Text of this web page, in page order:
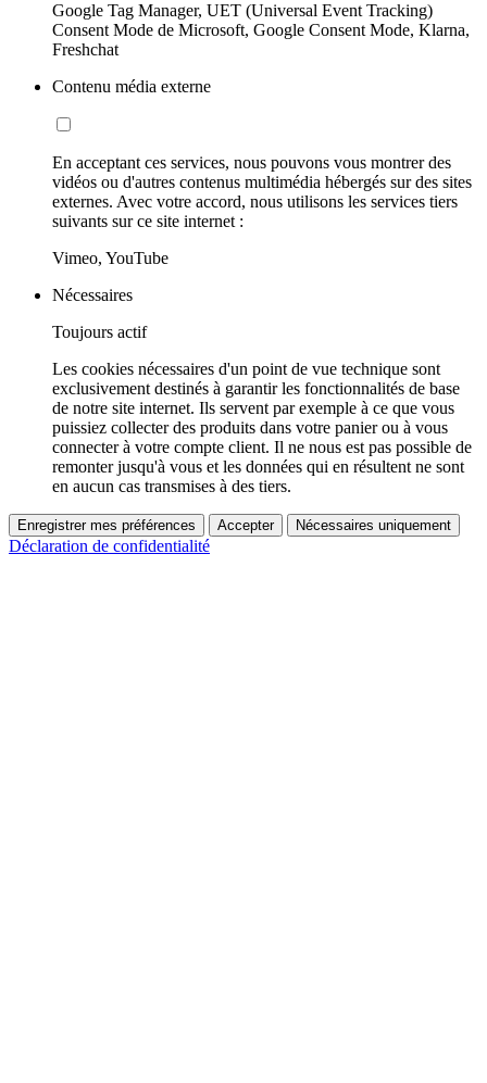
Google Tag Manager, UET (Universal Event Tracking)
Consent Mode de Microsoft, Google Consent Mode, Klarna,
Freshchat
Contenu média externe
En acceptant ces services, nous pouvons vous montrer des
vidéos ou d'autres contenus multimédia hébergés sur des sites
externes. Avec votre accord, nous utilisons les services tiers
suivants sur ce site internet :
Vimeo, YouTube
Nécessaires
Toujours actif
Les cookies nécessaires d'un point de vue technique sont
exclusivement destinés à garantir les fonctionnalités de base
de notre site internet. Ils servent par exemple à ce que vous
puissiez collecter des produits dans votre panier ou à vous
connecter à votre compte client. Il ne nous est pas possible de
remonter jusqu'à vous et les données qui en résultent ne sont
en aucun cas transmises à des tiers.
Enregistrer mes préférences Accepter Nécessaires uniquement
Déclaration de confidentialité